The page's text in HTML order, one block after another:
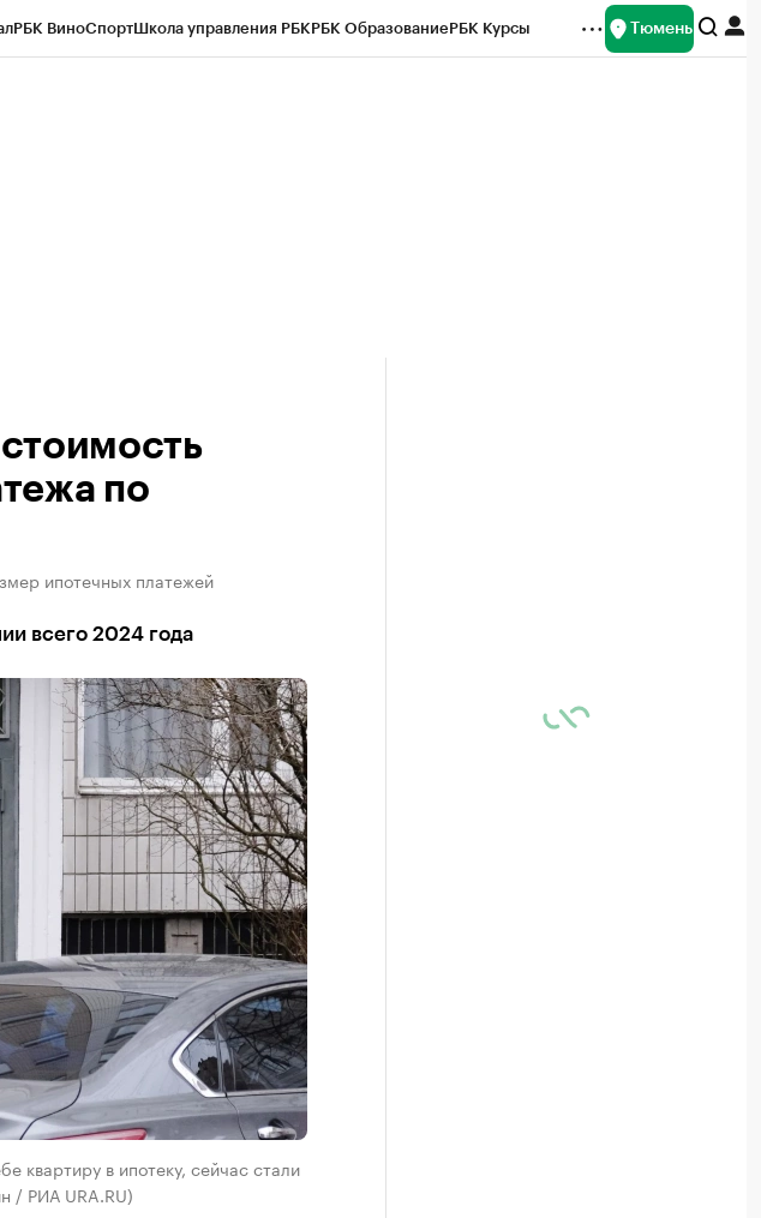
РБК ВиноСпортШкола управления РБКРБК ОбразованиеРБК Курсы Тюмень
по
ипотечных платежей
всего 2024 года
квартиру в ипотеку, сейчас стали
/ РИА URA.RU)